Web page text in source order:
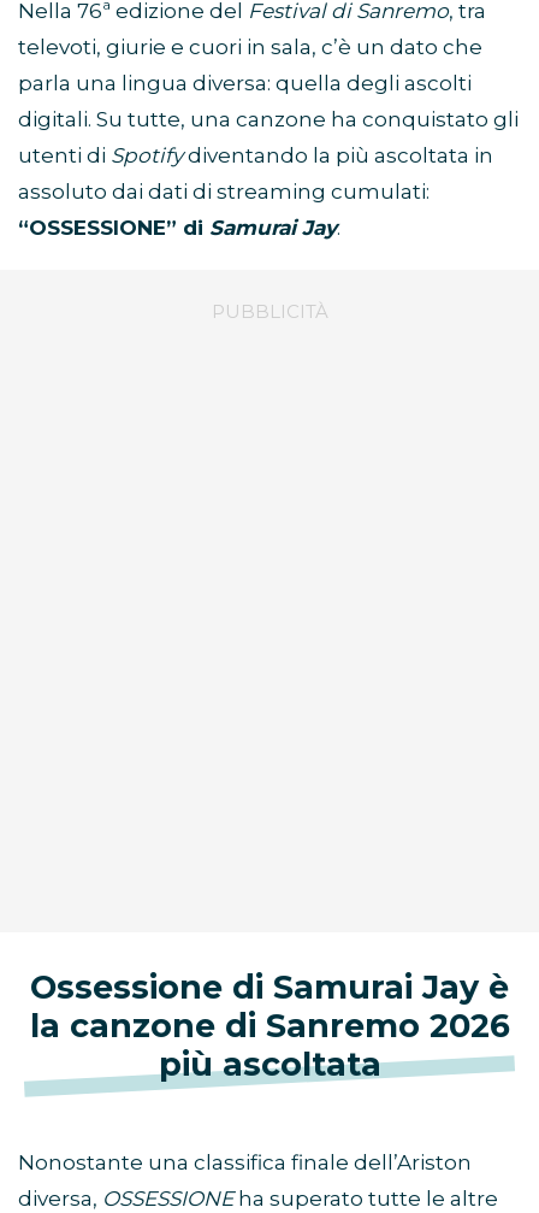
Nella 76ª edizione del Festival di Sanremo, tra
televoti, giurie e cuori in sala, c’è un dato che
parla una lingua diversa: quella degli ascolti
digitali. Su tutte, una canzone ha conquistato gli
utenti di Spotifydiventando la più ascoltata in
assoluto dai dati di streaming cumulati:
“OSSESSIONE” di Samurai Jay.
Ossessione di Samurai Jay è
la canzone di Sanremo 2026
più ascoltata
Nonostante una classifica finale dell’Ariston
diversa, OSSESSIONEha superato tutte le altre